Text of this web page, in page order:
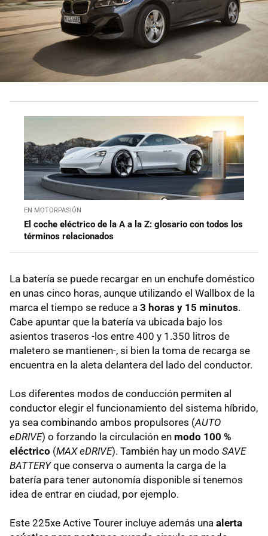
EN MOTORPASIÓN
El coche eléctrico de la A a la Z: glosario con todos los
términos relacionados
La batería se puede recargar en un enchufe doméstico
en unas cinco horas, aunque utilizando el Wallbox de la
marca el tiempo se reduce a 3 horas y 15 minutos.
Cabe apuntar que la batería va ubicada bajo los
asientos traseros -los entre 400 y 1.350 litros de
maletero se mantienen-, si bien la toma de recarga se
encuentra en la aleta delantera del lado del conductor.
Los diferentes modos de conducción permiten al
conductor elegir el funcionamiento del sistema híbrido,
ya sea combinando ambos propulsores (AUTO
eDRIVE) o forzando la circulación en modo 100 %
eléctrico (MAX eDRIVE). También hay un modo SAVE
BATTERYque conserva o aumenta la carga de la
batería para tener autonomía disponible si tenemos
idea de entrar en ciudad, por ejemplo.
Este 225xe Active Tourer incluye además una alerta